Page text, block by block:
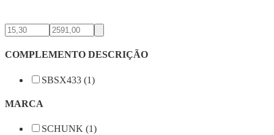
COMPLEMENTO DESCRIÇÃO
SBSX433 (1)
MARCA
SCHUNK (1)